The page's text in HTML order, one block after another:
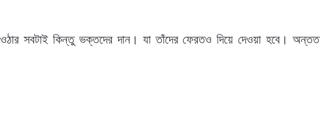
সবটাই কিন্তু ভক্তদের দান। যা তাঁদের ফেরতও দিয়ে দেওয়া হবে। অন্তত